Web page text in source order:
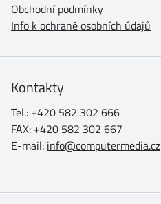
Obchodní podmínky
Info k ochraně osobních údajů
Kontakty
Tel.: +420 582 302 666
FAX: +420 582 302 667
E-mail: info@computermedia.cz